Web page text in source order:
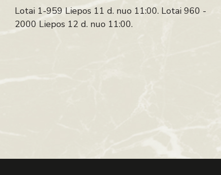
Lotai 1-959 Liepos 11 d. nuo 11:00. Lotai 960 -
2000 Liepos 12 d. nuo 11:00.